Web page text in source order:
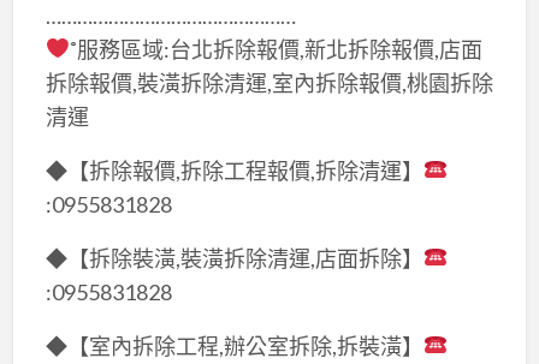
…………………………………………
˚服務區域:台北拆除報價,新北拆除報價,店面
拆除報價,裝潢拆除清運,室內拆除報價,桃園拆除
清運
◆【拆除報價,拆除工程報價,拆除清運】
:0955831828
◆【拆除裝潢,裝潢拆除清運,店面拆除】
:0955831828
◆【室內拆除工程,辦公室拆除,拆裝潢】